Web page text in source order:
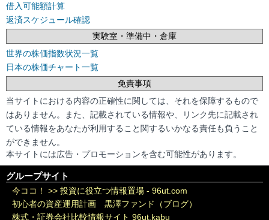
借入可能額計算
返済スケジュール確認
実験室・準備中・倉庫
世界の株価指数状況一覧
日本の株価チャート一覧
免責事項
当サイトにおける内容の正確性に関しては、それを保障するもので
はありません。また、記載されている情報や、リンク先に記載され
ている情報をあなたが利用すること関するいかなる責任も負うこと
ができません。
本サイトには広告・プロモーションを含む可能性があります。
グループサイト
今ココ！ >> 投資に役立つ情報置場 - 96ut.com
初心者の資産運用計画 黒澤ファンド（ブログ）
株式・証券会社比較情報サイト 96ut.kabu